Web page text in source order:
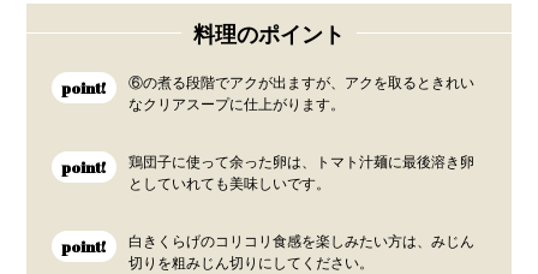
料理のポイント
point!
⑥の煮る段階でアクが出ますが、アクを取るときれい
なクリアスープに仕上がります。
point!
鶏団子に使って余った卵は、トマト汁麺に最後溶き卵
としていれても美味しいです。
point!
白きくらげのコリコリ食感を楽しみたい方は、みじん
切りを粗みじん切りにしてください。